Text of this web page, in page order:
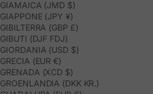
GIAMAICA (JMD $)
GIAPPONE (JPY ¥)
GIBILTERRA (GBP £)
GIBUTI (DJF FDJ)
GIORDANIA (USD $)
GRECIA (EUR €)
GRENADA (XCD $)
GROENLANDIA (DKK KR.)